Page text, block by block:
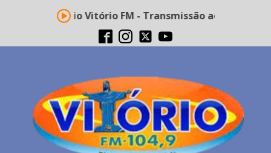
Rádio Vitório FM - Transmissão ao vivo